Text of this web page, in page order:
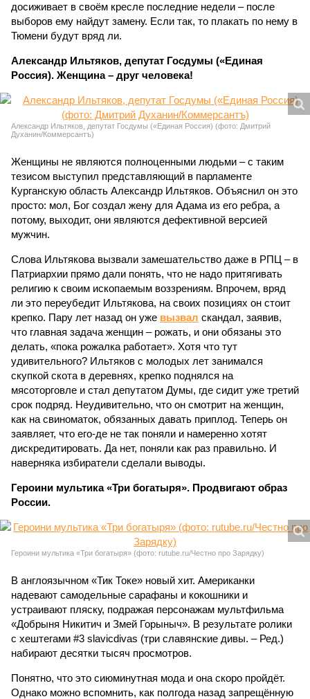
досиживает в своём кресле последние недели – после
выборов ему найдут замену. Если так, то плакать по нему в
Тюмени будут вряд ли.
Александр Ильтяков, депутат Госдумы («Единая
Россия). Женщина – друг человека!
Александр Ильтяков, депутат Госдумы («Единая Россия) (фото: Дмитрий
Духанин/Коммерсантъ)
Женщины не являются полноценными людьми – с таким
тезисом выступил представляющий в парламенте
Курганскую область Александр Ильтяков. Объяснил он это
просто: мол, Бог создал жену для Адама из его ребра, а
потому, выходит, они являются дефективной версией
мужчин.
Слова Ильтякова вызвали замешательство даже в РПЦ – в
Патриархии прямо дали понять, что не надо притягивать
религию к своим ископаемым воззрениям. Впрочем, вряд
ли это переубедит Ильтякова, на своих позициях он стоит
крепко. Пару лет назад он уже вызвал скандал, заявив,
что главная задача женщин – рожать, и они обязаны это
делать, «пока рожалка работает». Хотя что тут
удивительного? Ильтяков с молодых лет занимался
скупкой скота в деревнях, крепко поднялся на
мясоторговле и стал депутатом Думы, где сидит уже третий
срок подряд. Неудивительно, что он смотрит на женщин,
как на свиноматок, обязанных давать приплод. Теперь он
заявляет, что его-де не так поняли и намеренно хотят
дискредитировать. Да нет, поняли как раз правильно. И
наверняка избиратели сделали выводы.
Героини мультика «Три богатыря». Продвигают образ
России.
Героини мультика «Три богатыря» (фото: rutube.ru/Честно про Зарядку)
В англоязычном «Тик Токе» новый хит. Американки
надевают самодельные сарафаны и кокошники и
устраивают пляску, подражая персонажам мультфильма
«Добрыня Никитич и Змей Горыныч». В результате ролики
с хештегами #3 slavicdivas (три славянские дивы. – Ред.)
набирают десятки тысяч просмотров.
Понятно, что это сиюминутная мода и она скоро пройдёт.
Однако можно вспомнить, как полгода назад запрещённую